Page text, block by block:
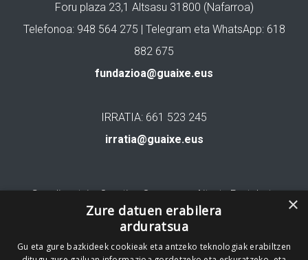
Foru plaza 23,1 Altsasu 31800 (Nafarroa)
Telefonoa: 948 564 275 | Telegram eta WhatsApp: 618
882 675
fundazioa@guaixe.eus
IRRATIA: 661 523 245
irratia@guaixe.eus
Gure lizentzia: Creative Commons Aitortu Partekatu
Codesyntaxek garatua
×
Zure datuen erabilera
arduratsua
Gu eta gure bazkideek cookieak eta antzeko teknologiak erabiltzen